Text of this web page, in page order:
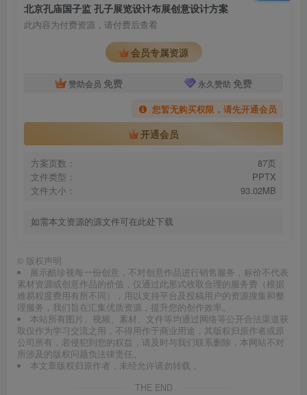
北京孔庙国子监 孔子展览设计布展创意设计方案
此内容为付费资源，请付费后查看
会员专属资源
赞助会员 免费 永久赞助 免费
您暂无购买权限，请先开通会员
开通会员
方案页数：
87页
文件类型：
PPTX
文件大小：
93.02MB
如需本文资源的源文件可在此处下载
© 版权声明
展示酷珍视每一份创意，不对创意作品进行销售服务，标价不代表
素材资源或创意作品的价值，仅通过此形式收取合理的服务费（根据
难易程度费用有所不同），用以支持平台及投稿用户的资源搜集和整
理服务，我们旨在汇集优质资源，提升您的创作效率。
本站所有图片、视频、素材、文件等均通过网络等公开合法渠道获
取仅作为学习交流之用，不得用作于商业用途，其版权归原作者或原
公司所有，若侵犯到您的权益，请及时与我们联系删除，本网站不对
所涉及的版权问题负法律责任。
本文章版权归原作者，未经允许请勿转载 。
THE END